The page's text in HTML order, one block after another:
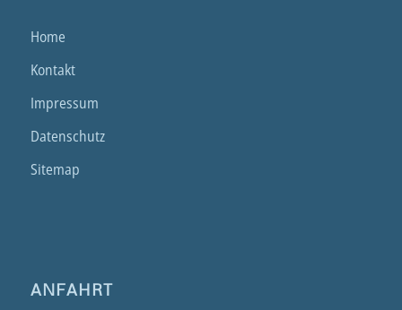
Home
Kontakt
Impressum
Datenschutz
Sitemap
ANFAHRT